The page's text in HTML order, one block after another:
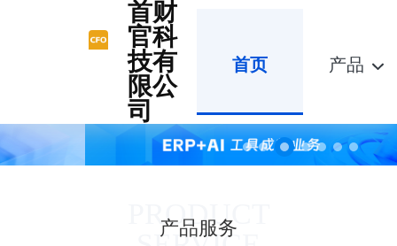
首财
官科
技有
限公
司
首页 产品
产品服务
PRODUCT